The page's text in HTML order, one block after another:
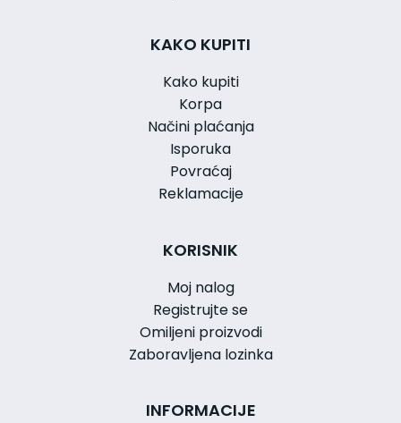
KAKO KUPITI
Kako kupiti
Korpa
Načini plaćanja
Isporuka
Povraćaj
Reklamacije
KORISNIK
Moj nalog
Registrujte se
Omiljeni proizvodi
Zaboravljena lozinka
INFORMACIJE